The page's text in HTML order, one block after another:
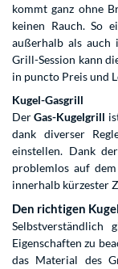
kommt ganz ohne
keinen Rauch. So
außerhalb als auch
Grill-Session kann
in puncto Preis und
Kugel-Gasgrill
DerGas-Kugelgrill
dank diverser
einstellen. Dank
problemlos auf
innerhalb kürzester
Den richtigen
Eigenschaften zu
das Material des